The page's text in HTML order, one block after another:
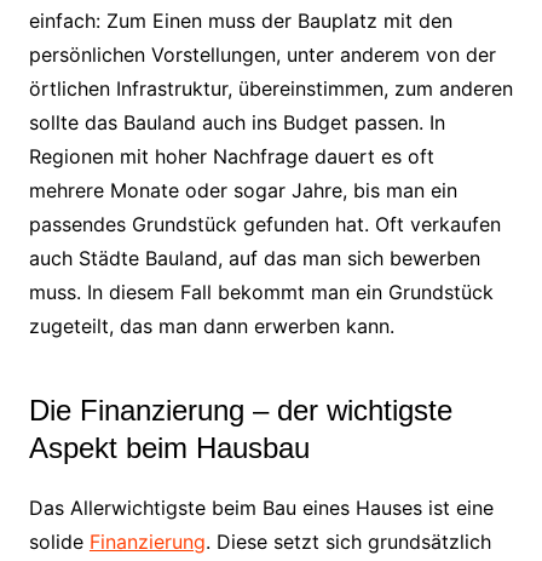
einfach: Zum Einen muss der Bauplatz mit den
persönlichen Vorstellungen, unter anderem von der
örtlichen Infrastruktur, übereinstimmen, zum anderen
sollte das Bauland auch ins Budget passen. In
Regionen mit hoher Nachfrage dauert es oft
mehrere Monate oder sogar Jahre, bis man ein
passendes Grundstück gefunden hat. Oft verkaufen
auch Städte Bauland, auf das man sich bewerben
muss. In diesem Fall bekommt man ein Grundstück
zugeteilt, das man dann erwerben kann.
Die Finanzierung – der wichtigste
Aspekt beim Hausbau
Das Allerwichtigste beim Bau eines Hauses ist eine
solide Finanzierung. Diese setzt sich grundsätzlich